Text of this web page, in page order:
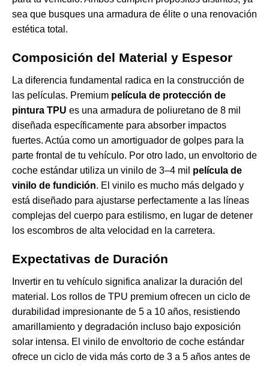
sea que busques una armadura de élite o una renovación
estética total.
Composición del Material y Espesor
La diferencia fundamental radica en la construcción de
las películas. Premium película de protección de
pintura TPU es una armadura de poliuretano de 8 mil
diseñada específicamente para absorber impactos
fuertes. Actúa como un amortiguador de golpes para la
parte frontal de tu vehículo. Por otro lado, un envoltorio de
coche estándar utiliza un vinilo de 3–4 mil película de
vinilo de fundición. El vinilo es mucho más delgado y
está diseñado para ajustarse perfectamente a las líneas
complejas del cuerpo para estilismo, en lugar de detener
los escombros de alta velocidad en la carretera.
Expectativas de Duración
Invertir en tu vehículo significa analizar la duración del
material. Los rollos de TPU premium ofrecen un ciclo de
durabilidad impresionante de 5 a 10 años, resistiendo
amarillamiento y degradación incluso bajo exposición
solar intensa. El vinilo de envoltorio de coche estándar
ofrece un ciclo de vida más corto de 3 a 5 años antes de